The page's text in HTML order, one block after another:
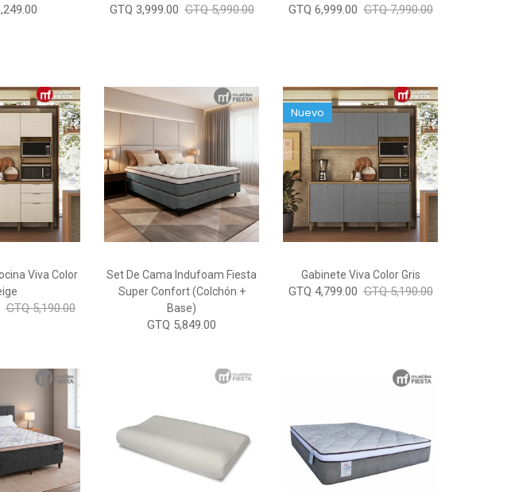
GTQ 3,999.00 GTQ 5,990.00 GTQ 6,999.00 GTQ 7,990.00
Viva Color
GTQ 5,190.00
Set De Cama Indufoam Fiesta
Super Confort (Colchón +
Base)
GTQ 5,849.00
Gabinete Viva Color Gris
Nuevo
GTQ 4,799.00 GTQ 5,190.00